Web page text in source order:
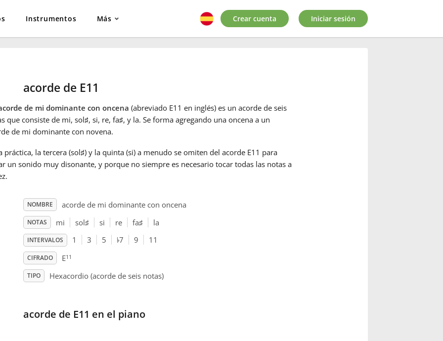
Instrumentos Más Crear cuenta Iniciar sesión
acorde de E11
de mi dominante con oncena (abreviado E11 en inglés) es un acorde de seis
que consiste de mi, sol♯, si, re, fa♯, y la. Se forma agregando una oncena a un
de mi dominante con novena.
práctica, la tercera (sol♯) y la quinta (si) a menudo se omiten del acorde E11 para
un sonido muy disonante, y porque no siempre es necesario tocar todas las notas a
NOMBRE acorde de mi dominante con oncena
NOTAS mi sol♯ si re fa♯ la
INTERVALOS 1 3 5 ♭7 9 11
CIFRADO E11
TIPO Hexacordio (acorde de seis notas)
acorde de E11 en el piano